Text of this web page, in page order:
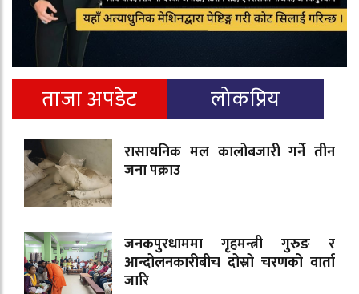
ताजा अपडेट लोकप्रिय
रासायनिक मल कालोबजारी गर्ने तीन
जना पक्राउ
जनकपुरधाममा गृहमन्त्री गुरुङ र
आन्दोलनकारीबीच दोस्रो चरणको वार्ता
जारि